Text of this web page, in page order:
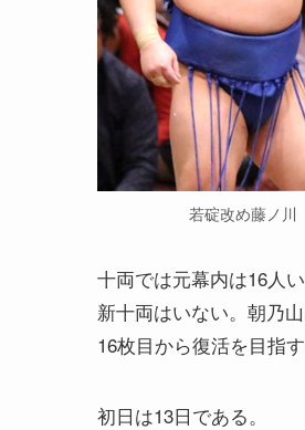
若碇改め藤ノ川
十両では元幕内は16人
新十両はいない。朝乃
16枚目から復活を目指す
初日は13日である。